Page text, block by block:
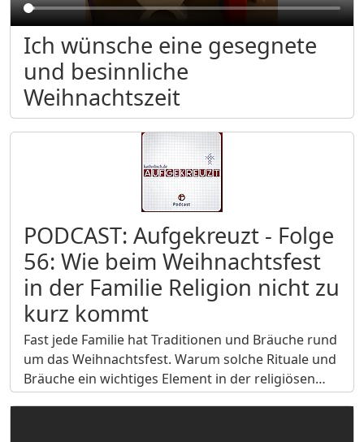
Ich wünsche eine gesegnete
und besinnliche
Weihnachtszeit
PODCAST: Aufgekreuzt - Folge
56: Wie beim Weihnachtsfest
in der Familie Religion nicht zu
kurz kommt
Fast jede Familie hat Traditionen und Bräuche rund
um das Weihnachtsfest. Warum solche Rituale und
Bräuche ein wichtiges Element in der religiösen…